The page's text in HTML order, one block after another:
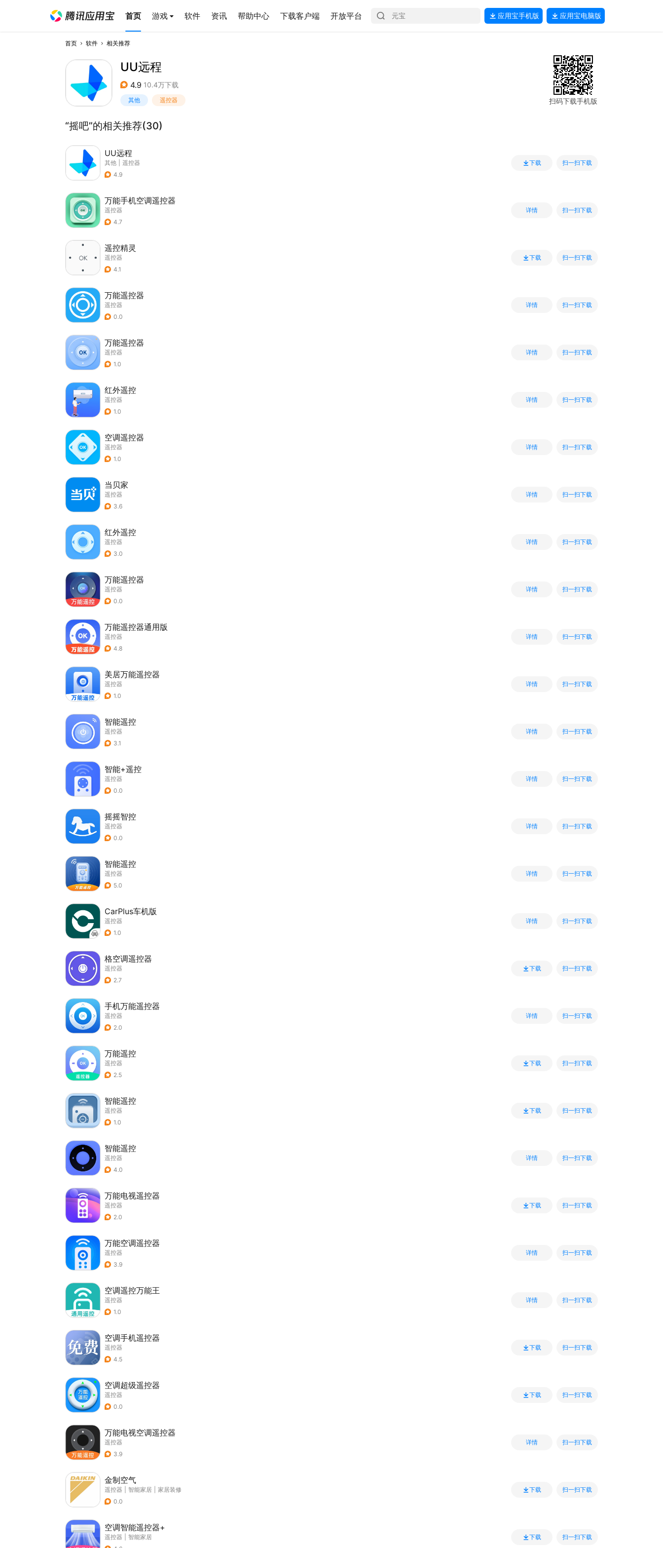
首页 游戏 软件 资讯 帮助中心 下载客户端 开放平台 应用宝手机版 应用宝电脑版
首页 软件 相关推荐
UU远程
4.9 10.4万下载
其他 遥控器 扫码下载手机版
“摇吧”的相关推荐(30)
UU远程
其他
遥控器
4.9
下载 扫一扫下载
万能手机空调遥控器
遥控器
4.7
详情 扫一扫下载
遥控精灵
遥控器
4.1
下载 扫一扫下载
万能遥控器
遥控器
0.0
详情 扫一扫下载
万能遥控器
遥控器
1.0
详情 扫一扫下载
红外遥控
遥控器
1.0
详情 扫一扫下载
空调遥控器
遥控器
1.0
详情 扫一扫下载
当贝家
遥控器
3.6
详情 扫一扫下载
红外遥控
遥控器
3.0
详情 扫一扫下载
万能遥控器
遥控器
0.0
详情 扫一扫下载
万能遥控器通用版
遥控器
4.8
详情 扫一扫下载
美居万能遥控器
遥控器
1.0
详情 扫一扫下载
智能遥控
遥控器
3.1
详情 扫一扫下载
智能+遥控
遥控器
0.0
详情 扫一扫下载
摇摇智控
遥控器
0.0
详情 扫一扫下载
智能遥控
遥控器
5.0
详情 扫一扫下载
CarPlus车机版
遥控器
1.0
详情 扫一扫下载
格空调遥控器
遥控器
2.7
下载 扫一扫下载
手机万能遥控器
遥控器
2.0
详情 扫一扫下载
万能遥控
遥控器
2.5
下载 扫一扫下载
智能遥控
遥控器
1.0
下载 扫一扫下载
智能遥控
遥控器
4.0
详情 扫一扫下载
万能电视遥控器
遥控器
2.0
下载 扫一扫下载
万能空调遥控器
遥控器
3.9
详情 扫一扫下载
空调遥控万能王
遥控器
1.0
详情 扫一扫下载
空调手机遥控器
遥控器
4.5
下载 扫一扫下载
空调超级遥控器
遥控器
0.0
下载 扫一扫下载
万能电视空调遥控器
遥控器
3.9
详情 扫一扫下载
金制空气
遥控器 智能家居
家居装修
0.0
下载 扫一扫下载
空调智能遥控器+
遥控器
智能家居
下载 扫一扫下载